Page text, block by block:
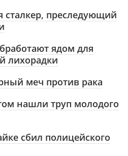
сталкер, преследующий
ядом для
лихорадки
меч против рака
нашли труп молодого
сбил полицейского